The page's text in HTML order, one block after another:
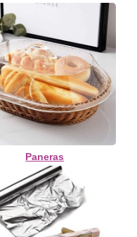
Paneras